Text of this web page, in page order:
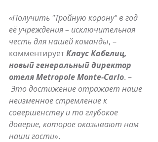
«Получить "Тройную корону" в год
её учреждения – исключительная
честь для нашей команды, –
комментирует Клаус Кабелиц,
новый генеральный директор
отеля Metropole Monte-Carlo. –
Это достижение отражает наше
неизменное стремление к
совершенству и то глубокое
доверие, которое оказывают нам
наши гости».